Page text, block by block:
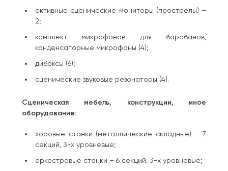
активные сценические мониторы (прострелы) –
2;
комплект микрофонов для барабанов,
конденсаторные микрофоны (4);
дибоксы (6);
сценические звуковые резонаторы (4).
Сценическая мебель, конструкции, иное
оборудование:
хоровые станки (металлические складные) – 7
секций, 3-х уровневые;
оркестровые станки – 6 секций, 3-х уровневые;